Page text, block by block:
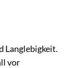
Langlebigkeit.
vor